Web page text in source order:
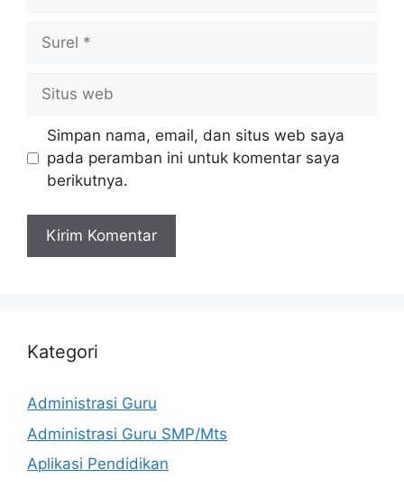
web
Simpan nama, email, dan situs web saya
pada peramban ini untuk komentar saya
berikutnya.
Kategori
Administrasi Guru
Administrasi Guru SMP/Mts
Aplikasi Pendidikan